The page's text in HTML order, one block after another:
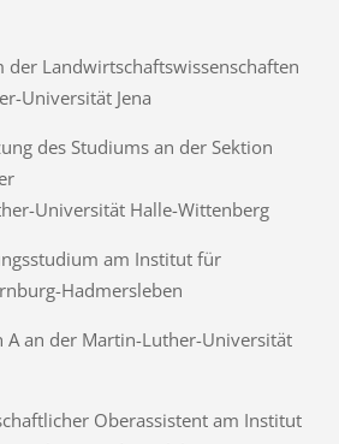
Landwirtschaftswissenschaften
Universität Jena
des Studiums an der Sektion
Halle-Wittenberg
am Institut für
Hadmersleben
Martin-Luther-Universität
Oberassistent am Institut